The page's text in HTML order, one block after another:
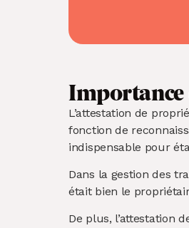
L’attestation de
fonction de
indispensable pour
Dans la gestion des
était bien le
De plus, l’attestation